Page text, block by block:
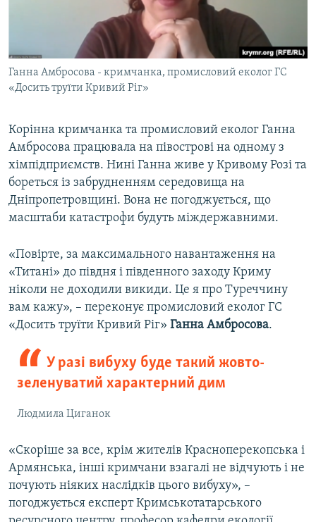
Ганна Амбросова - кримчанка, промисловий еколог ГС
«Досить труїти Кривий Ріг»
Корінна кримчанка та промисловий еколог Ганна
Амбросова працювала на півострові на одному з
хімпідприємств. Нині Ганна живе у Кривому Розі та
бореться із забрудненням середовища на
Дніпропетровщині. Вона не погоджується, що
масштаби катастрофи будуть міждержавними.
«Повірте, за максимального навантаження на
«Титані» до півдня і південного заходу Криму
ніколи не доходили викиди. Це я про Туреччину
вам кажу», – переконує промисловий еколог ГС
«Досить труїти Кривий Ріг» Ганна Амбросова.
У разі вибуху буде такий жовто-
зеленуватий характерний дим
Людмила Циганок
«Скоріше за все, крім жителів Красноперекопська і
Армянська, інші кримчани взагалі не відчують і не
почують ніяких наслідків цього вибуху», –
погоджується експерт Кримськотатарського